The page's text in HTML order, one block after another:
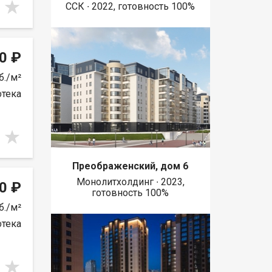
₽
м²
₽
м²
ССК ∙ 2022, готовность 100%
Преображенский, дом 6
Монолитхолдинг ∙ 2023,
готовность 100%